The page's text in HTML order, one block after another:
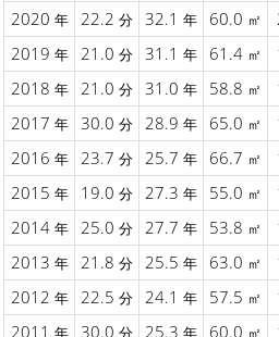
2020 年 22.2 分 32.1 年 60.0 ㎡
2019 年 21.0 分 31.1 年 61.4 ㎡
2018 年 21.0 分 31.0 年 58.8 ㎡
2017 年 30.0 分 28.9 年 65.0 ㎡
2016 年 23.7 分 25.7 年 66.7 ㎡
2015 年 19.0 分 27.3 年 55.0 ㎡
2014 年 25.0 分 27.7 年 53.8 ㎡
2013 年 21.8 分 25.5 年 63.0 ㎡
2012 年 22.5 分 24.1 年 57.5 ㎡
2011 30.0 25.3 60.0